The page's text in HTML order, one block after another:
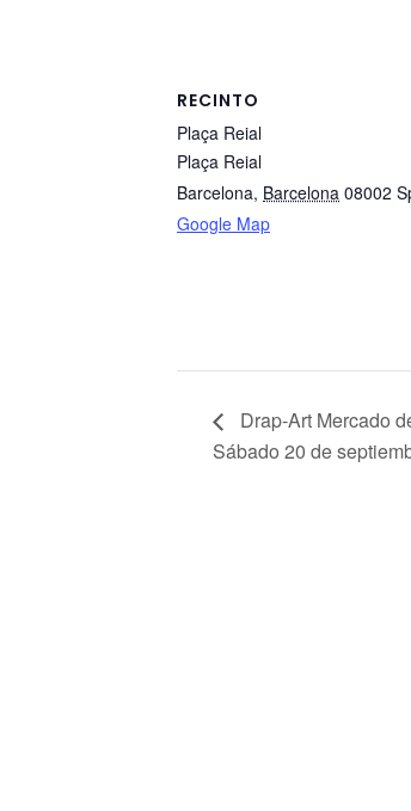
RECINTO
Plaça Reial
Plaça Reial
Barcelona, Barcelona 08002
Google Map
Drap-Art Mercado
Sábado 20 de